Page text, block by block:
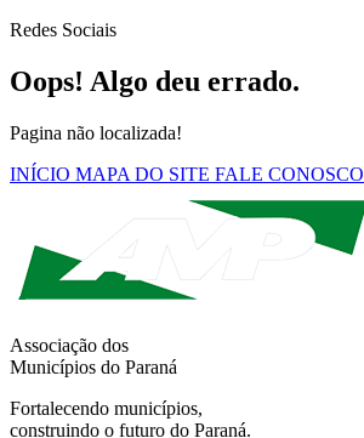
Redes Sociais
Oops! Algo deu errado.
Pagina não localizada!
INÍCIO MAPA DO SITE FALE CONOSCO
Associação dos
Municípios do Paraná
Fortalecendo municípios,
construindo o futuro do Paraná.